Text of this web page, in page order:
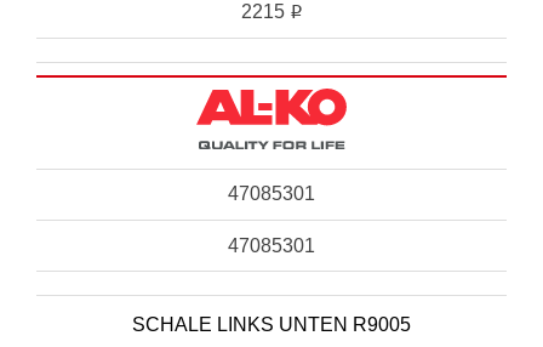
2215 i
47085301
47085301
SCHALE LINKS UNTEN R9005